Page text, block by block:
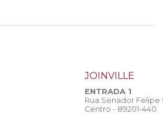
JOINVILLE
ENTRADA 1
Rua Senador
Centro - 89201-440